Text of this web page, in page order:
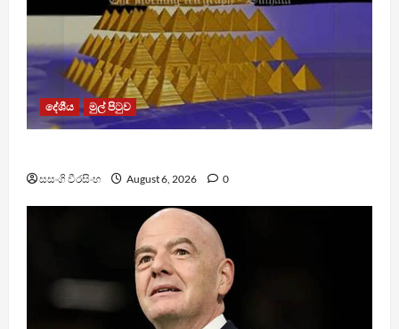
දේශීය මුල් පිටුව
සසංගි වීරසිංහ August 6, 2026 0